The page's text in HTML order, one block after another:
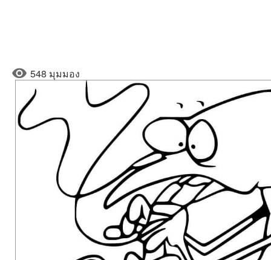
548 มุมมอง